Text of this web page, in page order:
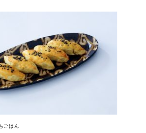
ごはん